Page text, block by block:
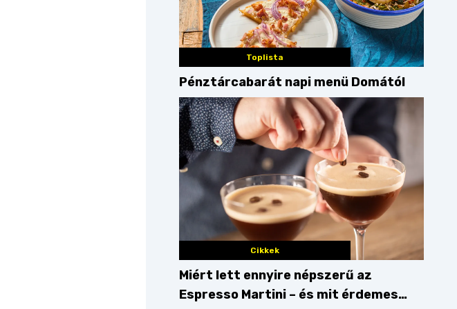
Toplista
Pénztárcabarát napi menü Domától
Cikkek
Miért lett ennyire népszerű az
Espresso Martini – és mit érdemes